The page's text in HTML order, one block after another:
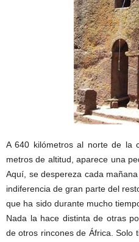
A 640 kilómetros al norte de la
metros de altitud, aparece una
Aquí, se despereza cada
indiferencia de gran parte del
que ha sido durante mucho
Nada la hace distinta de otras
de otros rincones de África. Solo